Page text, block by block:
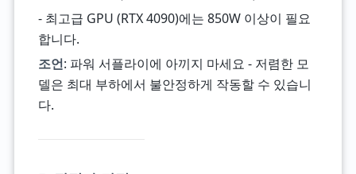
- 최고급 GPU (RTX 4090)에는 850W 이상이 필요
합니다.
조언: 파워 서플라이에 아끼지 마세요 - 저렴한 모
델은 최대 부하에서 불안정하게 작동할 수 있습니
다.